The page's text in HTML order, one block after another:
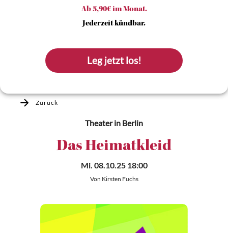
Ab 5,90€ im Monat.
Jederzeit kündbar.
Leg jetzt los!
Zurück
Theaterin Berlin
Das Heimatkleid
Mi. 08.10.25 18:00
Von Kirsten Fuchs